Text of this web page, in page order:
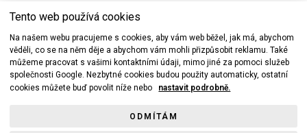
e-mail: info@novebyty.cz
© 2019-2022 Nové byty.cz s.r.o a TIDE REALITY spol. s r.o. Všechna
Tento web používá cookies
Na našem webu pracujeme s cookies, aby vám web běžel, jak má, abychom
věděli, co se na něm děje a abychom vám mohli přizpůsobit reklamu. Také
můžeme pracovat s vašimi kontaktními údaji, mimo jiné za pomoci služeb
společnosti Google. Nezbytné cookies budou použity automaticky, ostatní
cookies můžete buď povolit níže nebo
nastavit podrobně.
ODMÍTÁM